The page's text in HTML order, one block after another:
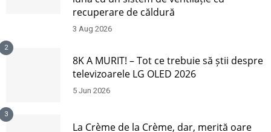
recuperare de căldură
3 Aug 2026
2
8K A MURIT! – Tot ce trebuie să știi despre
televizoarele LG OLED 2026
5 Jun 2026
3
La Crème de la Crème, dar, merită oare